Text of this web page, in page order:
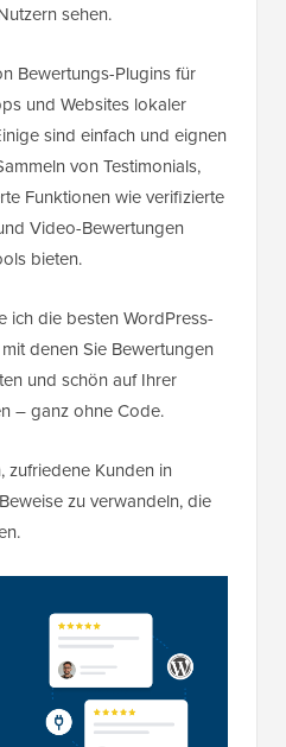
sehen.
Bewertungs-Plugins für
und Websites lokaler
sind einfach und eignen
von Testimonials,
Funktionen wie verifizierte
Video-Bewertungen
bieten.
ich die besten WordPress-
denen Sie Bewertungen
und schön auf Ihrer
– ganz ohne Code.
zufriedene Kunden in
zu verwandeln, die